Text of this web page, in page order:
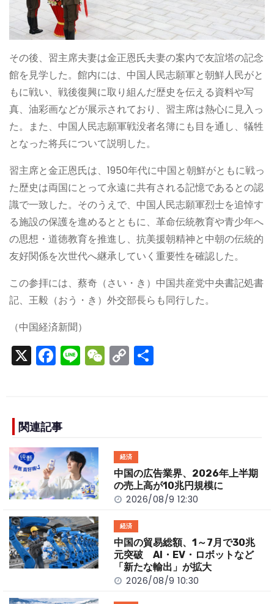
その後、習主席夫妻は金正恩氏夫妻の案内で友誼塔の記念
館を見学した。館内には、中国人民志願軍と朝鮮人民がと
もに戦い、戦後復興に取り組んだ歴史を伝える資料や写
真、油彩画などが展示されており、習主席は熱心に見入っ
た。また、中国人民志願軍戦没者名簿にも目を通し、犠牲
となった将兵について説明した。
習主席と金正恩氏は、1950年代に中国と朝鮮がともに戦っ
た歴史は両国にとって永遠に共有される記憶であるとの認
識で一致した。そのうえで、中国人民志願軍烈士を追悼す
る施設の保護を進めるとともに、革命伝統教育や青少年へ
の思想・道徳教育を推進し、抗美援朝精神と中朝の伝統的
友好関係を次世代へ継承していく重要性を確認した。
この参拝には、蔡奇（さい・き）中国共産党中央書記処書
記、王毅（おう・き）外交部長らも同行した。
（中国経済新聞）
X F
e
b
o
o
k
Li W C
n
k
関連記事
経済
中国の広告業界、2026年上半期
の売上高が10兆円規模に
2026/08/9 12:30
経済
中国の貿易総額、1～7月で30兆
元突破 AI・EV・ロボットなど
「新たな輸出」が拡大
2026/08/9 10:30